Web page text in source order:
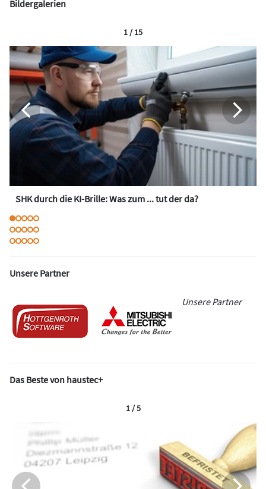
Bildergalerien
SHK durch die KI-Brille: Was zum ... tut der da?
1 / 15
Unsere Partner
Unsere Partner
Das Beste von haustec+
1 / 5